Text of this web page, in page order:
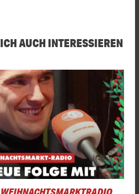
AUCH INTERESSIEREN